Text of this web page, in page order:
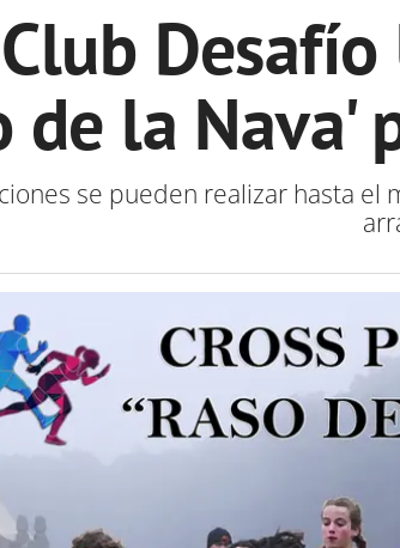
de la Nava'
se pueden realizar hasta